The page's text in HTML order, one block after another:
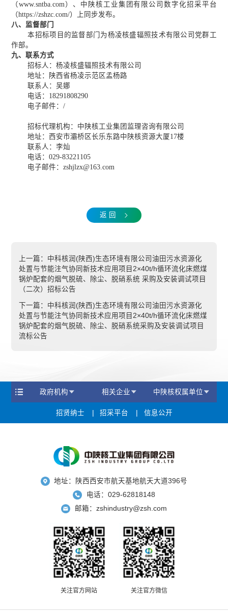
（www.sntba.com）、中陕核工业集团有限公司数字化招采平台
（https://zshzc.com/）上同步发布。
八、监督部门
本招标项目的监督部门为杨凌核盛辐照技术有限公司党群工
作部。
九、联系方式
招标人 ：杨凌核盛辐照技术有限公司
地址：陕西省杨凌示范区孟杨路
联系人：吴娜
电话： 18291808290
电子邮件：/
招标代理机构：中陕核工业集团监理咨询有限公司
地址：西安市灞桥区长乐东路中陕核资源大厦17楼
联系人：李灿
电话：029-83221105
电子邮件：zshjlzx@163.com
返 回
上一篇： 中科核润(陕西)生态环境有限公司油田污水资源化
处置与节能注气协同新技术应用项目2×40t/h循环流化床燃煤
锅炉配套的烟气脱硫、除尘、脱硝系统 采购及安装调试项目
（二次）招标公告
下一篇： 中科核润(陕西)生态环境有限公司油田污水资源化
处置与节能注气协同新技术应用项目2×40t/h循环流化床燃煤
锅炉配套的烟气脱硫、除尘、脱硝系统采购及安装调试项目
流标公告
政府机构 相关企业 中陕核权属单位
招贤纳士 招采平台 信息公开
地址：陕西西安市航天基地航天大道396号
电话：029-62818148
邮箱：zshindustry@zsh.com
关注官方网站 关注官方微信